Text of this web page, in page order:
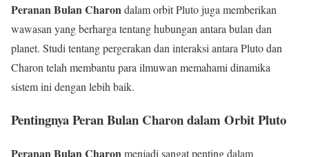
Peranan Bulan Charondalam orbit Pluto juga memberikan
wawasan yang berharga tentang hubungan antara bulan dan
planet. Studi tentang pergerakan dan interaksi antara Pluto dan
Charon telah membantu para ilmuwan memahami dinamika
sistem ini dengan lebih baik.
Pentingnya Peran Bulan Charon dalam Orbit Pluto
Peranan Bulan Charonmenjadi sangat penting dalam